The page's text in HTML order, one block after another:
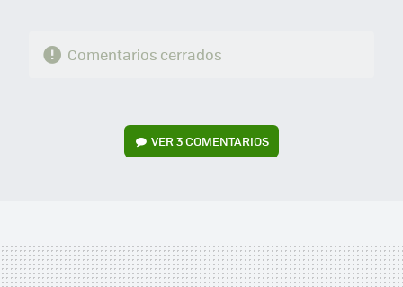
Comentarios cerrados
VER3 COMENTARIOS